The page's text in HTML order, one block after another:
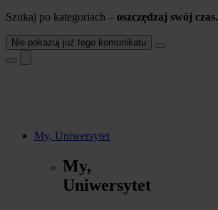
Szukaj po kategoriach – oszczędzaj swój czas.
Nie pokazuj już tego komunikatu
My, Uniwersytet
My,
Uniwersytet